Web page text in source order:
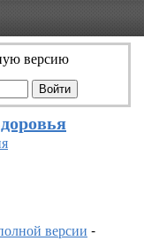
версию
версии -